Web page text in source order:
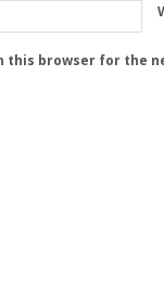
this browser for the